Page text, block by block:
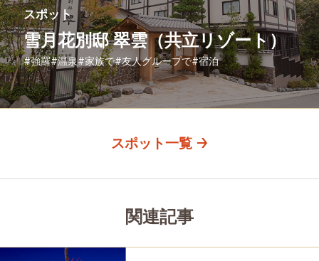
スポット
雪月花別邸 翠雲（共立リゾート）
#強羅#温泉#家族で#友人グループで#宿泊
スポット一覧
関連記事